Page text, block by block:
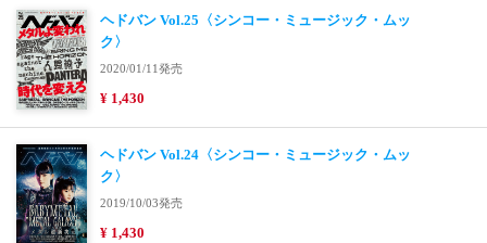
ヘドバン Vol.25〈シンコー・ミュージック・ムッ
ク〉
2020/01/11発売
¥ 1,430
ヘドバン Vol.24〈シンコー・ミュージック・ムッ
ク〉
2019/10/03発売
¥ 1,430